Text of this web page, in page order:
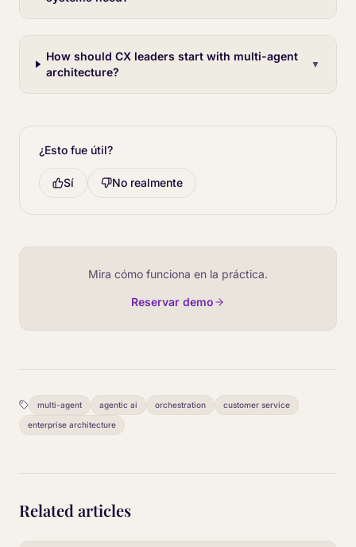
How should CX leaders start with multi-agent
architecture?
▼
¿Esto fue útil?
Sí No realmente
Mira cómo funciona en la práctica.
Reservar demo
multi-agent agentic ai orchestration customer service
enterprise architecture
Related articles